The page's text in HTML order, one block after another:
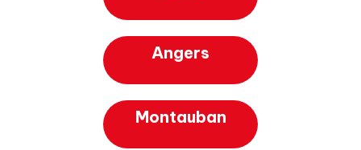
Angers
Montauban